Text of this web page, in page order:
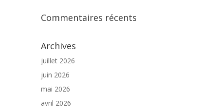
Commentaires récents
Archives
juillet 2026
juin 2026
mai 2026
avril 2026